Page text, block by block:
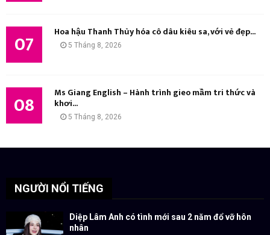
07 Hoa hậu Thanh Thủy hóa cô dâu kiêu sa, với vẻ đẹp...
5 Tháng 8, 2026
08 Ms Giang English – Hành trình gieo mầm tri thức và
khơi...
5 Tháng 8, 2026
NGƯỜI NỔI TIẾNG
Diệp Lâm Anh có tình mới sau 2 năm đổ vỡ hôn
nhân